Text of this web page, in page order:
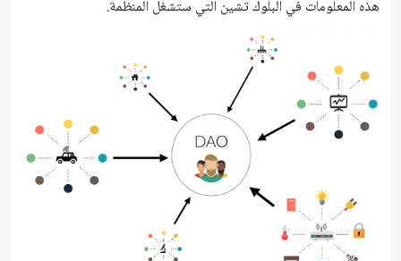
هذه المعلومات في البلوك تشين التي ستشغل المنظمة.